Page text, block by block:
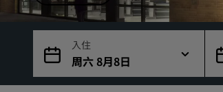
入住
周六 8月8日